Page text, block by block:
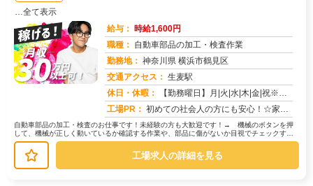
…全て表示
給与： 時給1,600円
職種： 自動車部品の加工・検査作業
勤務地： 神奈川県 横浜市鶴見区
交通アクセス： 生麦駅
休日・休暇：
【勤務曜日】月|火|水|木|金|祝※配属部署によっては、4勤2休の可能性もあり。【休日・休暇】土・日（会社カレンダ...
工場PR： 初めての社会人の方にも安心！☆家具付き寮で初期費用0円！鞄一つでOK！→ すぐに生活を始められます。☆専属スタッフ...
自動車部品の加工・検査のお仕事です！未経験の方も大歓迎です！→ 機械のボタンを押
して、機械が正しく動いているか確認する作業や、部品に傷がないか目視でチェックする
作業が中心です。→ 具体的には… ...
工場求人の詳細を見る